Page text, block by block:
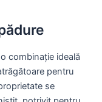
combinație ideală
pentru
se